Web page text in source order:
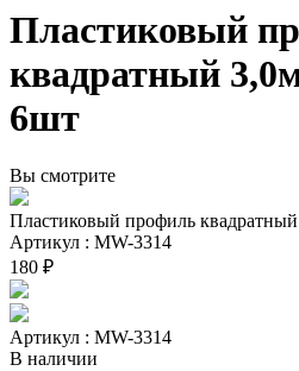
Пластиковый
квадратный
6шт
Вы смотрите
Пластиковый профиль
Артикул : MW-3314
180 ₽
Артикул : MW-3314
В наличии